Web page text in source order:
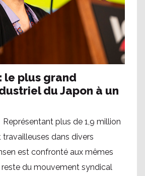
le plus grand
du Japon à un
Représentant plus de 1,9 million
dans divers
est confronté aux mêmes
reste du mouvement syndical